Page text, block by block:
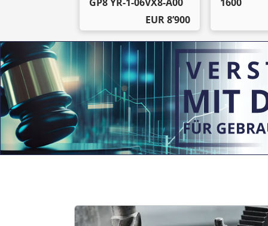
EUR 8’900
4d3h24min20s
Gabelstapler
Auktion